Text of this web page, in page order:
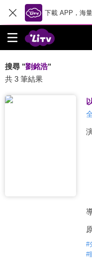
下載 APP，海
搜尋 "劉銘浩"
共 3 筆結果
#
#